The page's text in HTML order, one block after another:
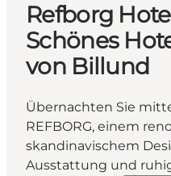
Refborg
Schönes
von Billund
Übernachten Sie
REFBORG, einem
skandinavischem
Ausstattung und